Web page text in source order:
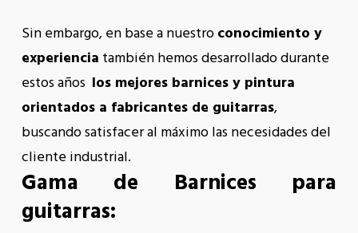
Sin embargo, en base a nuestroconocimiento y
experiencia también hemos desarrollado durante
estos años los mejores barnices y pintura
orientados a fabricantes de guitarras,
buscando satisfacer al máximo las necesidades del
cliente industrial.
Gama de Barnices para
guitarras: